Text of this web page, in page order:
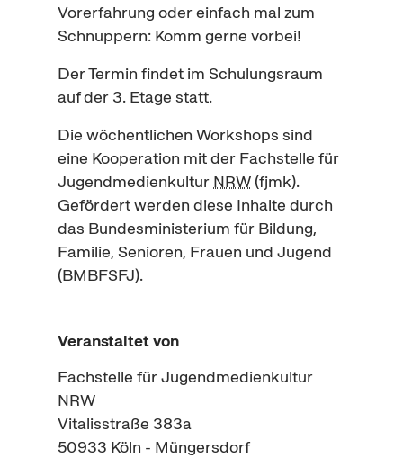
Vorerfahrung oder einfach mal zum
Schnuppern: Komm gerne vorbei!
Der Termin findet im Schulungsraum
auf der 3. Etage statt.
Die wöchentlichen Workshops sind
eine Kooperation mit der Fachstelle für
Jugendmedienkultur NRW (fjmk).
Gefördert werden diese Inhalte durch
das Bundesministerium für Bildung,
Familie, Senioren, Frauen und Jugend
(BMBFSFJ).
Veranstaltet von
Fachstelle für Jugendmedienkultur
NRW
Vitalisstraße 383a
50933 Köln - Müngersdorf